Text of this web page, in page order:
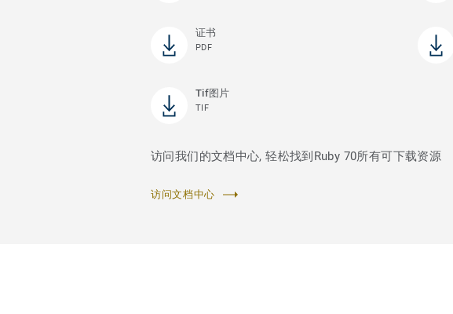
证书
PDF
Tif图片
TIF
访问我们的文档中心, 轻松找到Ruby 70所有可下载资源
访问文档中心